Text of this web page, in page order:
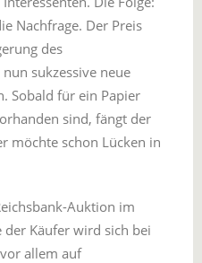
Nachfrage. Der Preis
des
sukzessive neue
Sobald für ein Papier
sind, fängt der
möchte schon Lücken in
Auktion im
der Käufer wird sich bei
allem auf